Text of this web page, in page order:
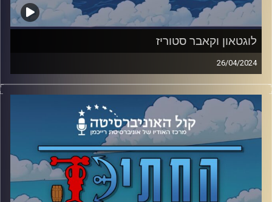
לוגטאון וקאבר סטוריז
26/04/2024
עידן ומתן מדברים על לוגטאון, אי ההתחלה והסוף, אבל לא
לפני שהם מסקרים את סיפורי הצד של וואן פיס.
קרדיט תמונות: אסי ביטון